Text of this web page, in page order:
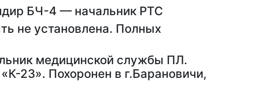
БЧ-4 — начальник РТС
не установлена. Полных
медицинской службы ПЛ.
23». Похоронен в г.Барановичи,